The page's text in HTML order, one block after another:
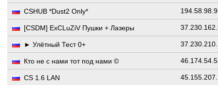
CSHUB *Dust2 Only*
[CSDM] ExCLuZiV Пушки + Лазеры
► Улётный Тест 0+
Кто не с нами тот под нами ©
CS 1.6 LAN